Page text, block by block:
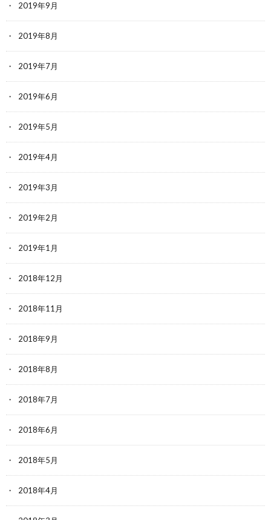
2019年9月
2019年8月
2019年7月
2019年6月
2019年5月
2019年4月
2019年3月
2019年2月
2019年1月
2018年12月
2018年11月
2018年9月
2018年8月
2018年7月
2018年6月
2018年5月
2018年4月